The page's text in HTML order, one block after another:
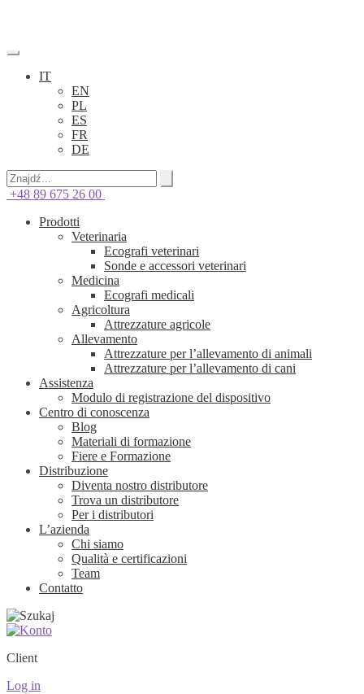
IT
EN
PL
ES
FR
DE
+48 89 675 26 00
Prodotti
Veterinaria
Ecografi veterinari
Sonde e accessori veterinari
Medicina
Ecografi medicali
Agricoltura
Attrezzature agricole
Allevamento
Attrezzature per l’allevamento di animali
Attrezzature per l’allevamento di cani
Assistenza
Modulo di registrazione del dispositivo
Centro di conoscenza
Blog
Materiali di formazione
Fiere e Formazione
Distribuzione
Diventa nostro distributore
Trova un distributore
Per i distributori
L’azienda
Chi siamo
Qualità e certificazioni
Team
Contatto
Client
Log in